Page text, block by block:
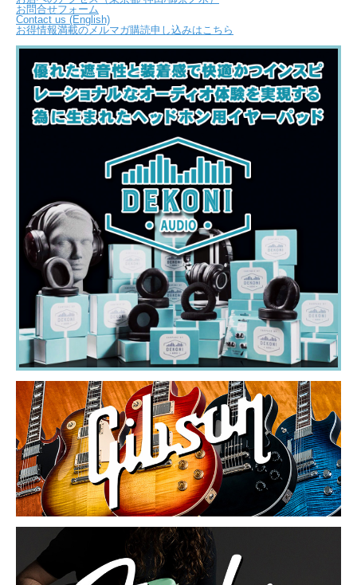
お問合せフォーム
Contact us (English)
お得情報満載のメルマガ購読申し込みはこちら